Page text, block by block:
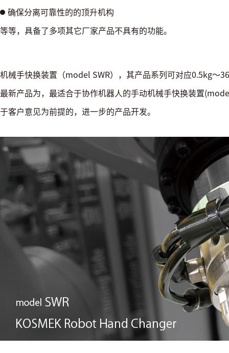
确保分离可靠性的的顶升机构
等等，具备了多项其它厂家产品不具有的功能。
机械手快换装置（model SWR），其产品系列可对应0.5kg～
最新产品为，最适合于协作机器人的手动机械手快换装置
于客户意见为前提的，进一步的产品开发。